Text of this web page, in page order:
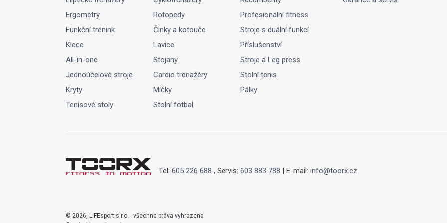
Ergometry
Rotopedy
Profesionální fitness
Funkční trénink
Činky a kotouče
Stroje s duální funkcí
Klece
Lavice
Příslušenství
All-in-one
Stojany
Stroje a Leg press
Jednoúčelové stroje
Cardio trenažéry
Stolní tenis
Kryty
Míčky
Pálky
Tenisové stoly
Stolní fotbal
Tel: 605 226 688 , Servis: 603 883 788 | E-mail: info@toorx.cz
© 2026, LIFEsport s.r.o. - všechna práva vyhrazena